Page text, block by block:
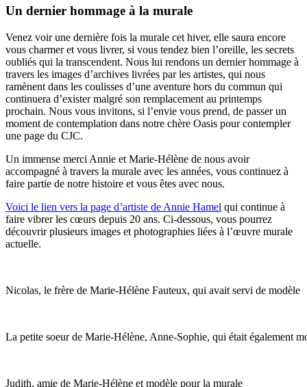
Un dernier hommage à la murale
Venez voir une dernière fois la murale cet hiver, elle saura encore
vous charmer et vous livrer, si vous tendez bien l’oreille, les secrets
oubliés qui la transcendent. Nous lui rendons un dernier hommage à
travers les images d’archives livrées par les artistes, qui nous
ramènent dans les coulisses d’une aventure hors du commun qui
continuera d’exister malgré son remplacement au printemps
prochain. Nous vous invitons, si l’envie vous prend, de passer un
moment de contemplation dans notre chère Oasis pour contempler
une page du CJC.
Un immense merci Annie et Marie-Hélène de nous avoir
accompagné à travers la murale avec les années, vous continuez à
faire partie de notre histoire et vous êtes avec nous.
Voici le lien vers la page d’artiste de Annie Hamel qui continue à
faire vibrer les cœurs depuis 20 ans. Ci-dessous, vous pourrez
découvrir plusieurs images et photographies liées à l’œuvre murale
actuelle.
Nicolas, le frère de Marie-Hélène Fauteux, qui avait servi de modèle
La petite soeur de Marie-Hélène, Anne-Sophie, qui était également
Judith, amie de Marie-Hélène et modèle pour la murale